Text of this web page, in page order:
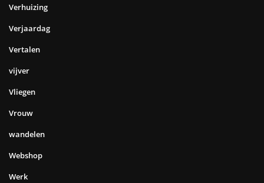
Verhuizing
Verjaardag
Vertalen
vijver
Vliegen
Vrouw
wandelen
Webshop
Werk